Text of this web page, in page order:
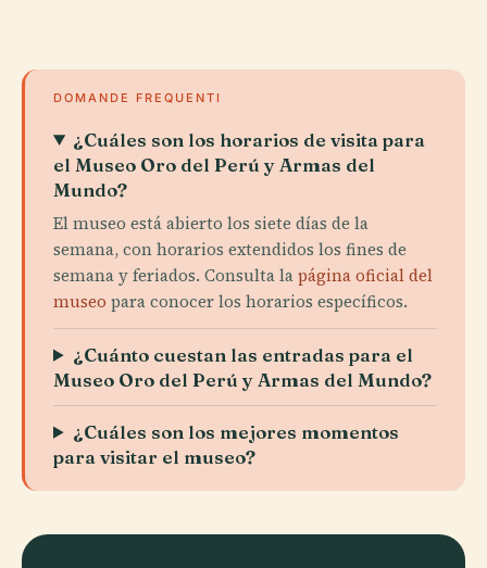
DOMANDE FREQUENTI
¿Cuáles son los horarios de visita para
el Museo Oro del Perú y Armas del
Mundo?
El museo está abierto los siete días de la
semana, con horarios extendidos los fines de
semana y feriados. Consulta lapágina oficial del
museo para conocer los horarios específicos.
¿Cuánto cuestan las entradas para el
Museo Oro del Perú y Armas del Mundo?
¿Cuáles son los mejores momentos
para visitar el museo?